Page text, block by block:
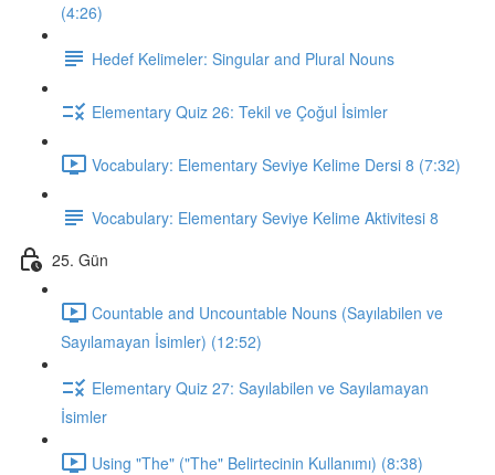
(4:26)
Hedef Kelimeler: Singular and Plural Nouns
Elementary Quiz 26: Tekil ve Çoğul İsimler
Vocabulary: Elementary Seviye Kelime Dersi 8 (7:32)
Vocabulary: Elementary Seviye Kelime Aktivitesi 8
25. Gün
Countable and Uncountable Nouns (Sayılabilen ve
Sayılamayan İsimler) (12:52)
Elementary Quiz 27: Sayılabilen ve Sayılamayan
İsimler
Using "The" ("The" Belirtecinin Kullanımı) (8:38)